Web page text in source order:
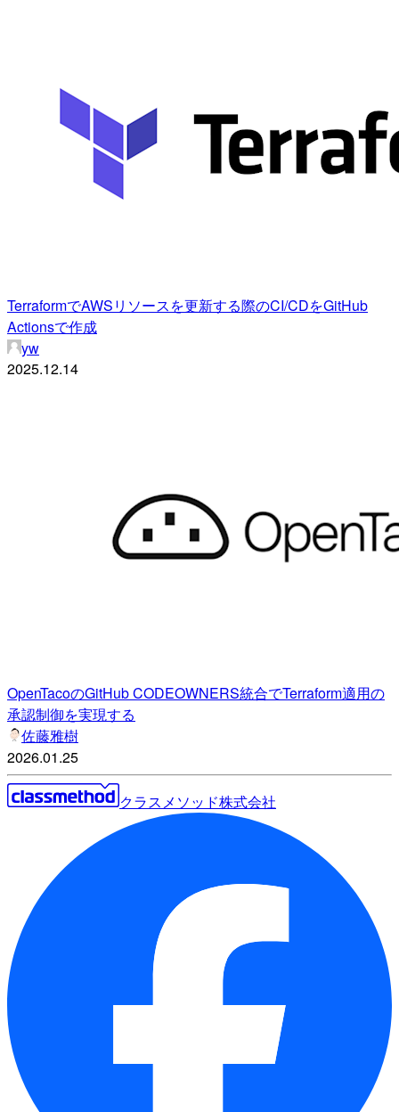
TerraformでAWSリソースを更新する際のCI/CDをGitHub
Actionsで作成
yw
2025.12.14
OpenTacoのGitHub CODEOWNERS統合でTerraform適用の
承認制御を実現する
佐藤雅樹
2026.01.25
クラスメソッド株式会社